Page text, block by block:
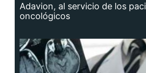
Adavion, al servicio de los
oncológicos